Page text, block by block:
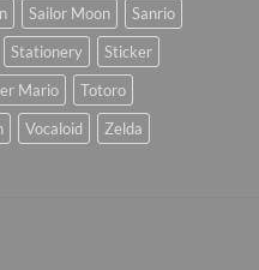
Sailor Moon
Sanrio
Stationery
Sticker
Mario
Totoro
Vocaloid Zelda